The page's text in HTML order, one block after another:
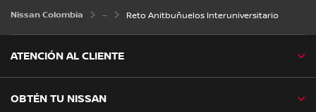
Nissan Colombia Reto Anitbuñuelos Interuniversitario
ATENCIÓN AL CLIENTE
OBTÉN TU NISSAN